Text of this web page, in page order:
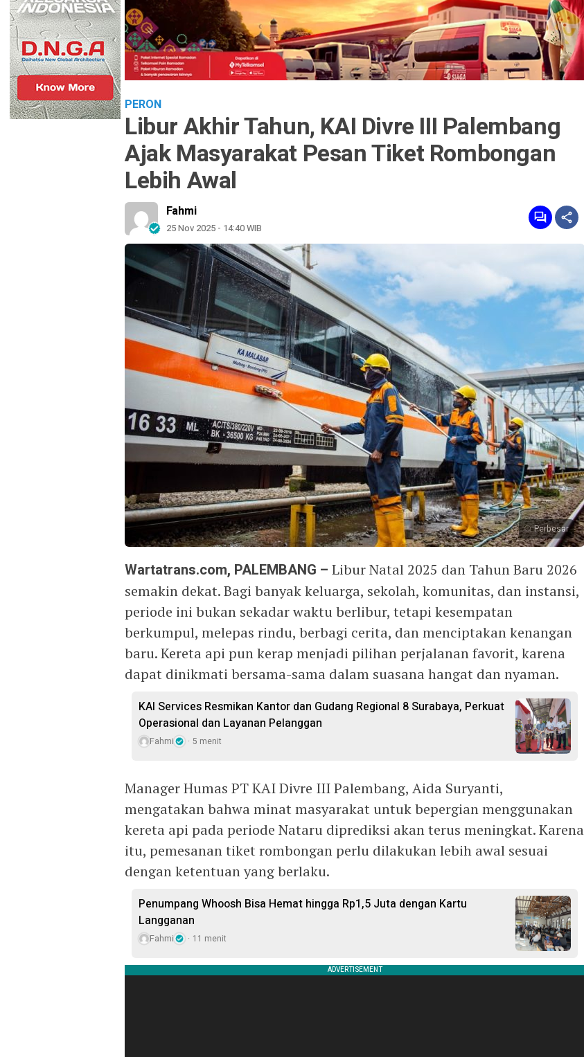
PERON
Libur Akhir Tahun, KAI Divre III Palembang
Ajak Masyarakat Pesan Tiket Rombongan
Lebih Awal
Fahmi
25 Nov 2025 - 14:40 WIB
Perbesar
Wartatrans.com, PALEMBANG – Libur Natal 2025 dan Tahun Baru 2026
semakin dekat. Bagi banyak keluarga, sekolah, komunitas, dan instansi,
periode ini bukan sekadar waktu berlibur, tetapi kesempatan
berkumpul, melepas rindu, berbagi cerita, dan menciptakan kenangan
baru. Kereta api pun kerap menjadi pilihan perjalanan favorit, karena
dapat dinikmati bersama-sama dalam suasana hangat dan nyaman.
KAI Services Resmikan Kantor dan Gudang Regional 8 Surabaya, Perkuat
Operasional dan Layanan Pelanggan
Fahmi 5 menit
Manager Humas PT KAI Divre III Palembang, Aida Suryanti,
mengatakan bahwa minat masyarakat untuk bepergian menggunakan
kereta api pada periode Nataru diprediksi akan terus meningkat. Karena
itu, pemesanan tiket rombongan perlu dilakukan lebih awal sesuai
dengan ketentuan yang berlaku.
Penumpang Whoosh Bisa Hemat hingga Rp1,5 Juta dengan Kartu
Langganan
Fahmi 11 menit